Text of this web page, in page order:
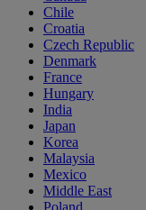
Chile
Croatia
Czech Republic
Denmark
France
Hungary
India
Japan
Korea
Malaysia
Mexico
Middle East